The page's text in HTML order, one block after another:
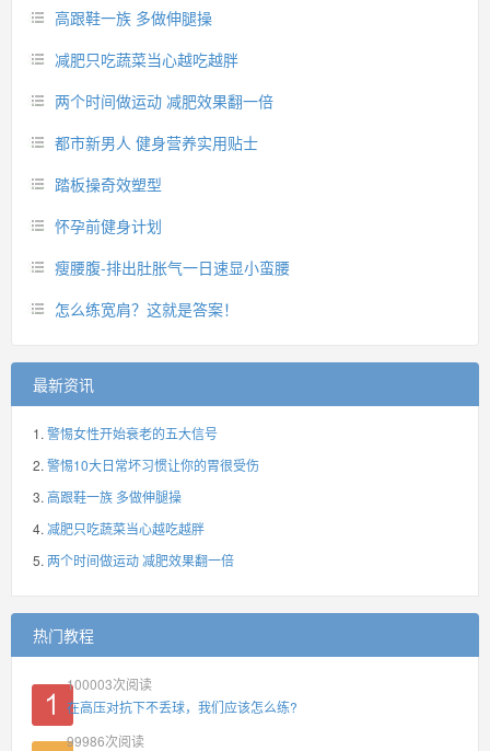
高跟鞋一族 多做伸腿操
减肥只吃蔬菜当心越吃越胖
两个时间做运动 减肥效果翻一倍
都市新男人 健身营养实用贴士
踏板操奇效塑型
怀孕前健身计划
瘦腰腹-排出肚胀气一日速显小蛮腰
怎么练宽肩？这就是答案！
最新资讯
警惕女性开始衰老的五大信号
警惕10大日常坏习惯让你的胃很受伤
高跟鞋一族 多做伸腿操
减肥只吃蔬菜当心越吃越胖
两个时间做运动 减肥效果翻一倍
热门教程
100003次阅读
在高压对抗下不丢球，我们应该怎么练?
99986次阅读